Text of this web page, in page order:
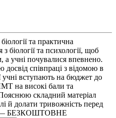
та практична
та психології, щоб
а учні почувалися впевнено.
співпраці з відомою в
вступають на бюджет до
на високі бали та
складний матеріал
й долати тривожність перед
— БЕЗКОШТОВНЕ